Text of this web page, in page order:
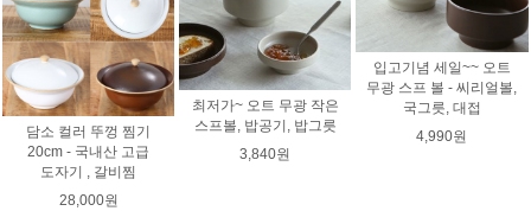
담소 컬러 뚜껑 찜기
20cm - 국내산 고급
도자기 , 갈비찜
28,000원
최저가~ 오트 무광 작은
스프볼, 밥공기, 밥그릇
3,840원
입고기념 세일~~ 오트
무광 스프 볼 - 씨리얼볼,
국그릇, 대접
4,990원